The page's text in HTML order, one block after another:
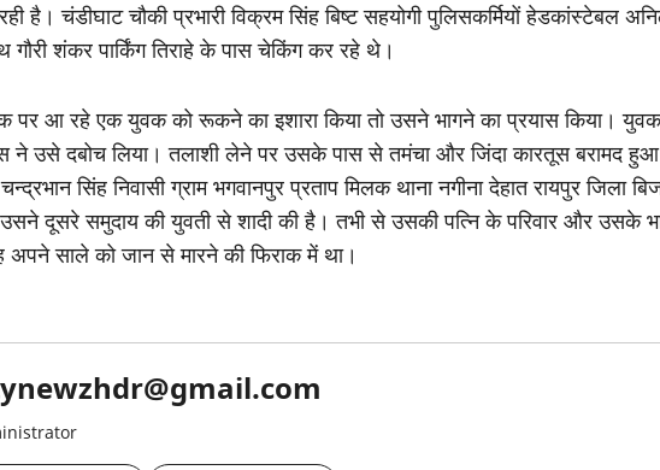
है। चंडीघाट चौकी प्रभारी विक्रम सिंह बिष्ट सहयोगी पुलिसकर्मियों हेडकांस्टेबल
शंकर पार्किंग तिराहे के पास चेकिंग कर रहे थे।
पर आ रहे एक युवक को रूकने का इशारा किया तो उसने भागने का प्रयास किया।
ने उसे दबोच लिया। तलाशी लेने पर उसके पास से तमंचा और जिंदा कारतूस बरामद
सिंह निवासी ग्राम भगवानपुर प्रताप मिलक थाना नगीना देहात रायपुर जिला
उसने दूसरे समुदाय की युवती से शादी की है। तभी से उसकी पत्नि के परिवार और उसके
साले को जान से मारने की फिराक में था।